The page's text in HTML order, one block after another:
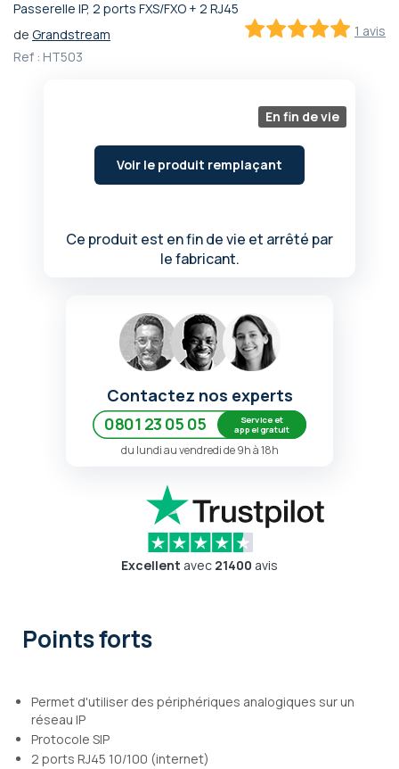
Passerelle IP, 2 ports FXS/FXO + 2 RJ45
1 avis
de Grandstream
Ref : HT503
En fin de vie
Voir le produit remplaçant
Ce produit est en fin de vie et arrêté par
le fabricant.
Passer
au
début
Contactez nos experts
0801 23 05 05
Service et
appel gratuit
du lundi au vendredi de 9h à 18h
Excellent avec 21400 avis
Points forts
Permet d'utiliser des périphériques analogiques sur un
réseau IP
Protocole SIP
2 ports RJ45 10/100 (internet)